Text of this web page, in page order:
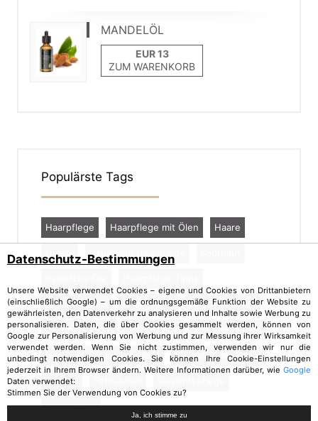
MANDELÖL
ZUM WARENKORB
Populärste Tags
Haarpflege Haarpflege mit Ölen Haare
Haaröl natürliche Haarpflege
schöne Haare Haarverlust Haarwachstum
gesunde Haare Hautpflege Ölen der Haare
Haare mit hoher Porosität Porosität der Haare
Einölen
Haaraufbau
Datenschutz-Bestimmungen
Unsere Website verwendet Cookies – eigene und Cookies von Drittanbietern
(einschließlich Google) – um die ordnungsgemäße Funktion der Website zu
gewährleisten, den Datenverkehr zu analysieren und Inhalte sowie Werbung zu
personalisieren. Daten, die über Cookies gesammelt werden, können von
Google zur Personalisierung von Werbung und zur Messung ihrer Wirksamkeit
verwendet werden. Wenn Sie nicht zustimmen, verwenden wir nur die
unbedingt notwendigen Cookies. Sie können Ihre Cookie-Einstellungen
jederzeit in Ihrem Browser ändern. Weitere Informationen darüber, wie Google
Daten verwendet:
Stimmen Sie der Verwendung von Cookies zu?
Ja, ich stimme zu